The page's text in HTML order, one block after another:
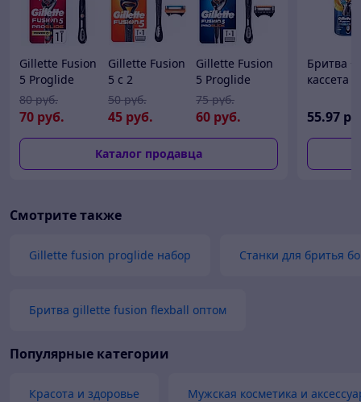
Gillette Fusion
5 Proglide
Power Flexball
с 1 кассетой
Бритва /
Станок для
70 руб.
80 руб.
Gillette Fusion
5 с 2
кассетами
Бритва /
Станок для
бритья
мужской
45 руб.
50 руб.
Gillette Fusion
5 Proglide
Flexball с 2
кассетами
Бритва /
Станок для
бритья
60 руб.
75 руб.
Каталог продавца
Бритва +
кассета
Proglide
Flexball
Gillette
55.97
Смотрите также
Gillette fusion proglide набор Станки для бритья
Бритва gillette fusion flexball оптом
Популярные категории
Красота и здоровье Мужская косметика и